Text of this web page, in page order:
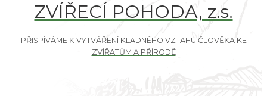
ZVÍŘECÍ POHODA, z.s.